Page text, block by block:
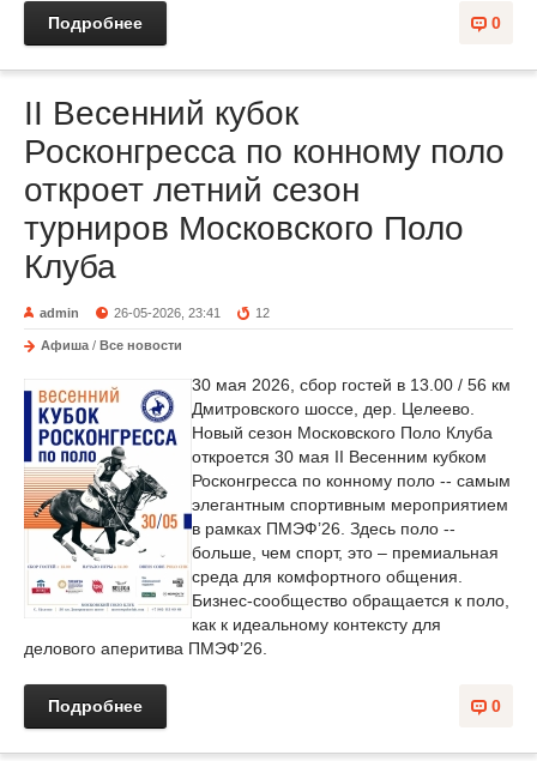
0
Подробнее
II Весенний кубок
Росконгресса по конному поло
откроет летний сезон
турниров Московского Поло
Клуба
admin 26-05-2026, 23:41 12
Афиша / Все новости
30 мая 2026, сбор гостей в 13.00 / 56 км
Дмитровского шоссе, дер. Целеево.
Новый сезон Московского Поло Клуба
откроется 30 мая II Весенним кубком
Росконгресса по конному поло -- самым
элегантным спортивным мероприятием
в рамках ПМЭФ’26. Здесь поло --
больше, чем спорт, это – премиальная
среда для комфортного общения.
Бизнес-сообщество обращается к поло,
как к идеальному контексту для
делового аперитива ПМЭФ’26.
0
Подробнее